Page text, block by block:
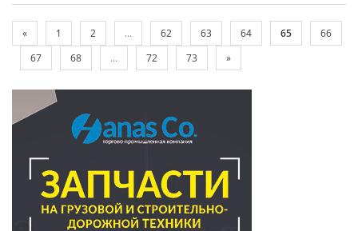
« 1 2 ... 62 63 64 65
66
67
68 ... 72 73 »